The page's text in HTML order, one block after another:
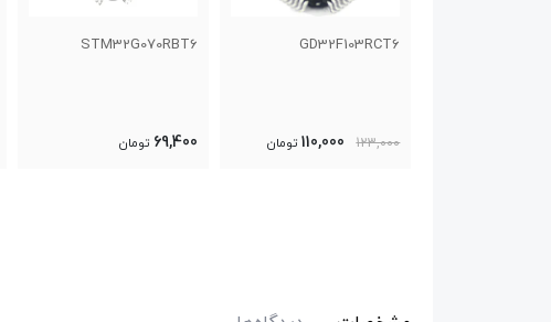
STM32G070RBT6
69,400 تومان
STM32F411VET6
529,000 تومان